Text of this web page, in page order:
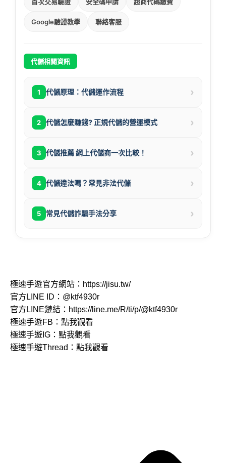
首次交易驗證 安全碼申請 超商代碼繳費
Google驗證教學 聯絡客服
代儲相關資訊
1 代儲原理：代儲運作流程 ›
2 代儲怎麼賺錢? 正規代儲的營運模式 ›
3 代儲推薦 網上代儲商一次比較！ ›
4 代儲違法嗎？常見非法代儲 ›
5 常見代儲詐騙手法分享 ›
極速手遊官方網站： https://jisu.tw/
官方LINE ID： @ktf4930r
官方LINE鏈結： https://line.me/R/ti/p/@ktf4930r
極速手遊FB： 點我觀看
極速手遊IG： 點我觀看
極速手遊Thread： 點我觀看